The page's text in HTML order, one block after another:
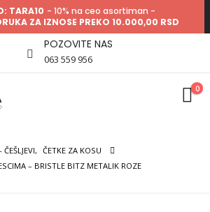
TARA10 - 10% na ceo asortiman -
ZA IZNOSE PREKO 10.000,00 RSD
POZOVITE NAS
063 559 956
0
, ČETKE ZA KOSU
– BRISTLE BITZ METALIK ROZE